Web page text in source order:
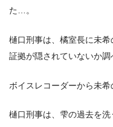
た…。
樋口刑事は、橘室長に未
証拠が隠されていないか調
ボイスレコーダーから未希
樋口刑事は、雫の過去を洗